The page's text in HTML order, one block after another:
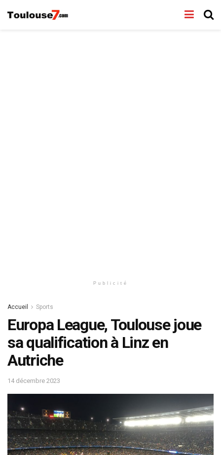
Publicité
Accueil Sports
Europa League, Toulouse joue
sa qualification à Linz en
Autriche
14 décembre 2023